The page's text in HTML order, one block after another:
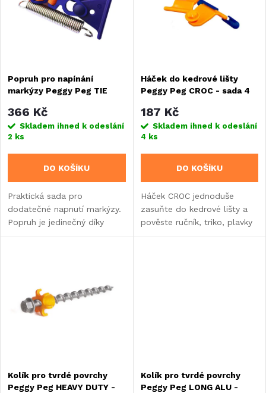
p
r
o
d
u
k
ů
Abecedně
p
s
p
r
o
d
u
ů
Popruh pro napínání
markýzy Peggy Peg TIE
366 Kč
Skladem ihned k odeslání
2 ks
DO KOŠÍKU
Praktická sada pro
dodatečné napnutí markýzy.
Popruh je jedinečný díky
oranžové barvě, která je
Háček do kedrové lišty
Peggy Peg CROC - sada 4
187 Kč
Skladem ihned k odeslání
4 ks
DO KOŠÍKU
Háček CROC jednoduše
zasuňte do kedrové lišty a
pověste ručník, triko, plavky
nebo dekorace. Pomocí
Kolík pro tvrdé povrchy
Peggy Peg HEAVY DUTY -
Kolík pro tvrdé povrchy
Peggy Peg LONG ALU -